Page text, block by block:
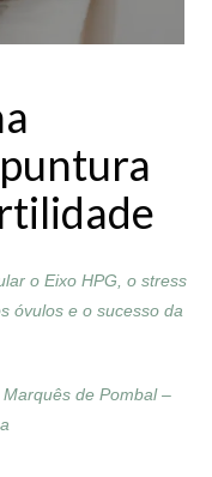
o Eixo HPG, o stress
óvulos e o sucesso da
Marquês de Pombal –